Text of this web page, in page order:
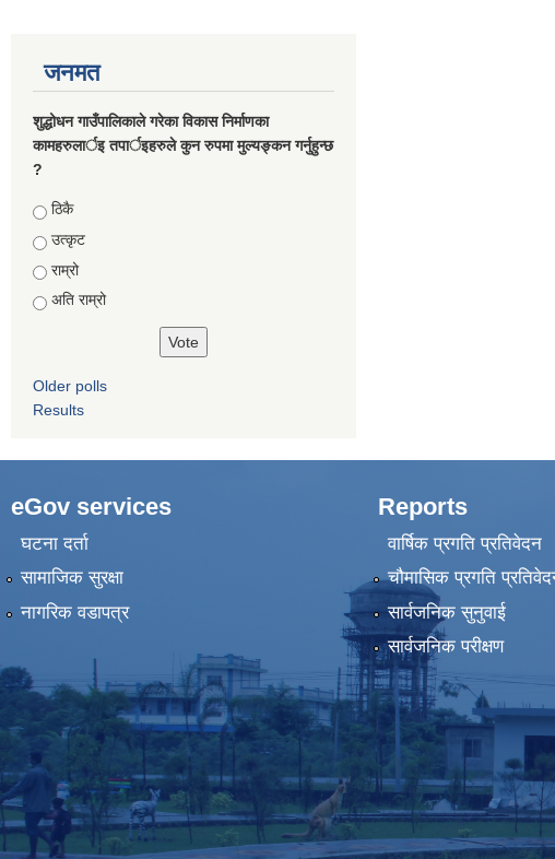
जनमत
शुद्धोधन गाउँपालिकाले गरेका विकास निर्माणका
कामहरुलार्इ तपार्इहरुले कुन रुपमा मुल्यङ्कन गर्नुहुन्छ
?
Choices
ठिकै
उत्कृट
राम्रो
अति राम्रो
Older polls
Results
eGov services
घटना दर्ता
सामाजिक सुरक्षा
नागरिक वडापत्र
Reports
वार्षिक प्रगति प्रतिवेदन
चौमासिक प्रगति
सार्वजनिक सुनुवाई
सार्वजनिक परीक्षण